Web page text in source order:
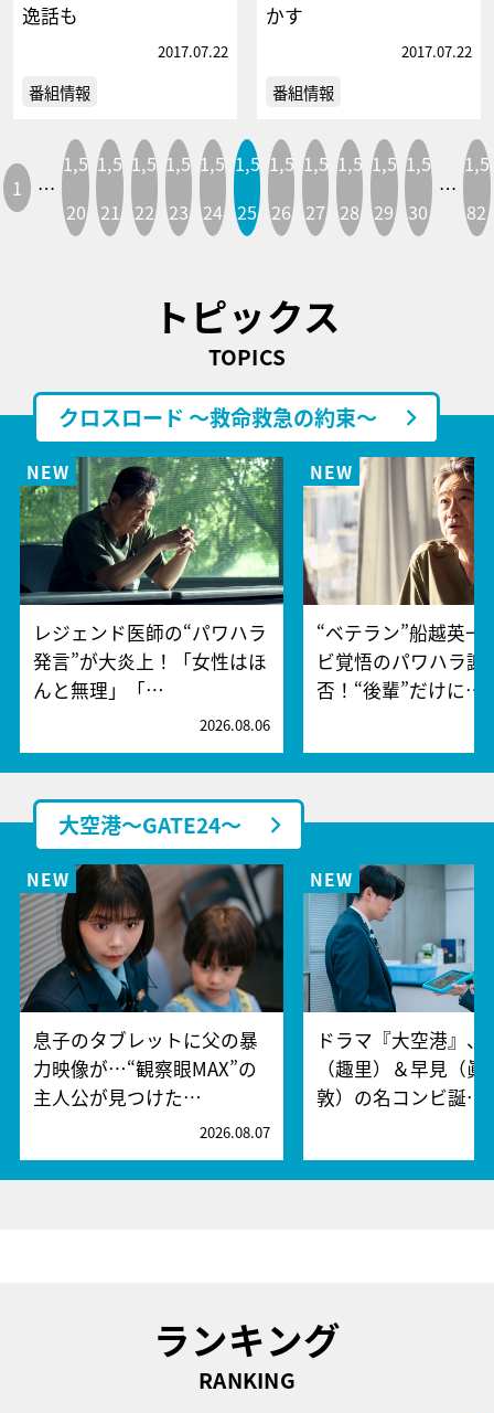
逸話も
2017.07.22
番組情報
かす
2017.07.22
番組情報
1 …
1,5
20
1,5
21
1,5
22
1,5
23
1,5
24
1,5
25
1,5
26
1,5
27
1,5
28
1,5
29
1,5
30
…
1,5
82
トピックス
TOPICS
クロスロード ～救命救急の約束～
レジェンド医師の“パワハラ
発言”が大炎上！「女性はほ
んと無理」「…
2026.08.06
“ベテラン”船越英一
ビ覚悟のパワハラ謝
否！“後輩”だけに…
大空港～GATE24～
息子のタブレットに父の暴
力映像が…“観察眼MAX”の
主人公が見つけた…
2026.08.07
ドラマ『大空港』、
（趣里）＆早見（眞
敦）の名コンビ誕…
ランキング
RANKING